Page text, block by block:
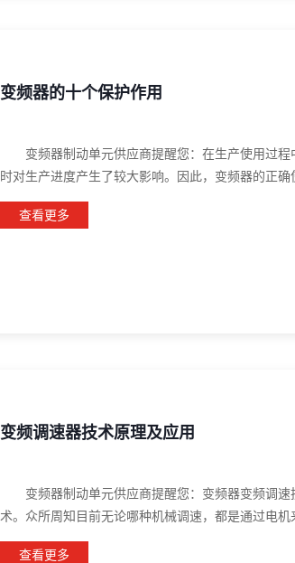
变频器的十个保护作用
变频器制动单元供应商提醒您：在生产使用过程
时对生产进度产生了较大影响。因此，变频器的正确
查看更多
变频调速器技术原理及应用
变频器制动单元供应商提醒您：变频器变频调速
术。众所周知目前无论哪种机械调速，都是通过电机
查看更多